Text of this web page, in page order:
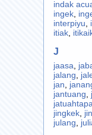
indak
ingek,
interpiyu,
itiak,
J
jaasa,
jalang,
jan,
jantuang,
jingkek,
julang,